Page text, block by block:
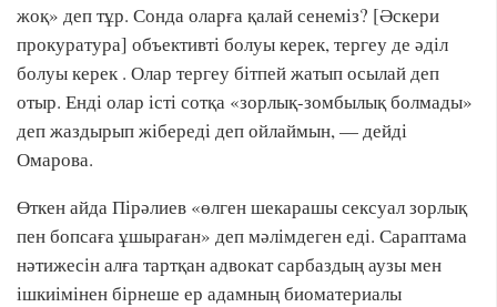
жоқ» деп тұр. Сонда оларға қалай сенеміз? [Әскери
прокуратура] объективті болуы керек, тергеу де әділ
болуы керек . Олар тергеу бітпей жатып осылай деп
отыр. Енді олар істі сотқа «зорлық-зомбылық болмады»
деп жаздырып жібереді деп ойлаймын, — дейді
Омарова.
Өткен айда Пірәлиев «өлген шекарашы сексуал зорлық
пен бопсаға ұшыраған» деп мәлімдеген еді. Сараптама
нәтижесін алға тартқан адвокат сарбаздың аузы мен
ішкиімінен бірнеше ер адамның биоматериалы